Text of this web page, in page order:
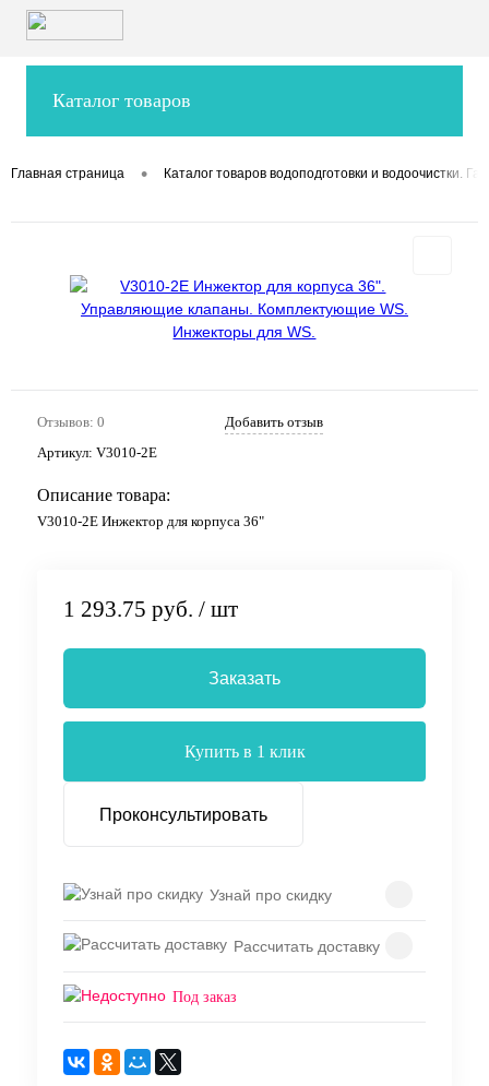
Каталог товаров
Главная страница • Каталог товаров водоподготовки и водоочистки.
Отзывов: 0
Добавить отзыв
Артикул: V3010-2E
Описание товара:
V3010-2E Инжектор для корпуса 36"
1 293.75 руб. / шт
Заказать
Купить в 1 клик
Проконсультировать
Узнай про скидку
Рассчитать доставку
Под заказ